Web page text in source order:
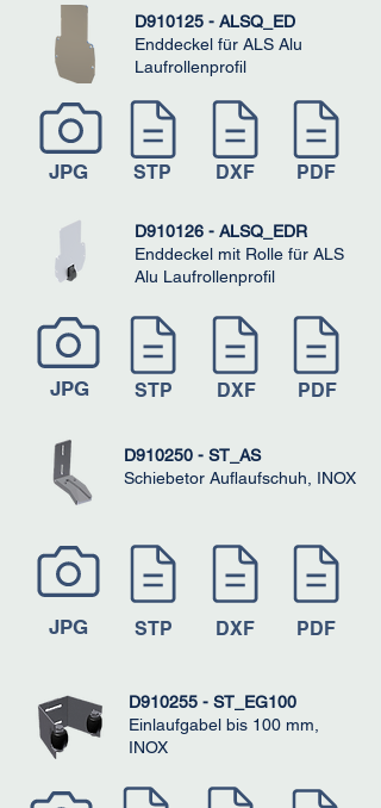
JPG
D910125 - ALSQ_ED
Enddeckel für ALS Alu
Laufrollenprofil
STP DXF PDF
D910126 - ALSQ_EDR
Enddeckel mit Rolle für ALS
Alu Laufrollenprofil
JPG STP DXF PDF
D910250 - ST_AS
Schiebetor Auflaufschuh, INOX
JPG STP DXF PDF
D910255 - ST_EG100
Einlaufgabel bis 100 mm,
INOX